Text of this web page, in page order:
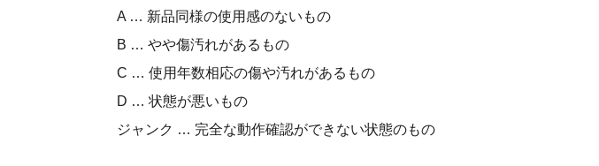
A … 新品同様の使用感のないもの
B … やや傷汚れがあるもの
C … 使用年数相応の傷や汚れがあるもの
D … 状態が悪いもの
ジャンク … 完全な動作確認ができない状態のもの